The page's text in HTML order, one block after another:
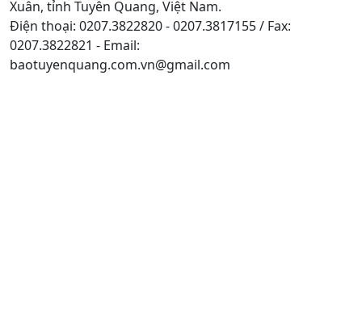
Xuân, tỉnh Tuyên Quang, Việt Nam.
Điện thoại: 0207.3822820 - 0207.3817155 / Fax:
0207.3822821 - Email:
baotuyenquang.com.vn@gmail.com